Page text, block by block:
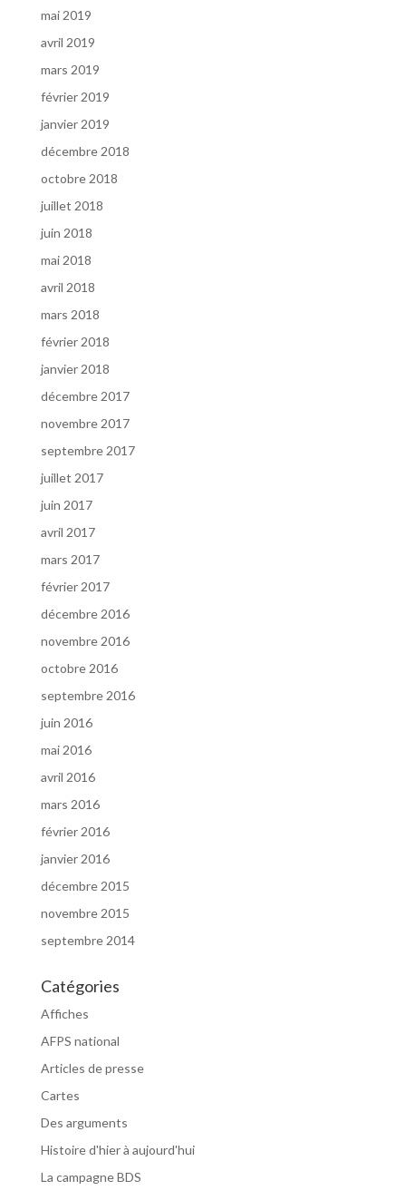
mai 2019
avril 2019
mars 2019
février 2019
janvier 2019
décembre 2018
octobre 2018
juillet 2018
juin 2018
mai 2018
avril 2018
mars 2018
février 2018
janvier 2018
décembre 2017
novembre 2017
septembre 2017
juillet 2017
juin 2017
avril 2017
mars 2017
février 2017
décembre 2016
novembre 2016
octobre 2016
septembre 2016
juin 2016
mai 2016
avril 2016
mars 2016
février 2016
janvier 2016
décembre 2015
novembre 2015
septembre 2014
Catégories
Affiches
AFPS national
Articles de presse
Cartes
Des arguments
Histoire d'hier à aujourd'hui
La campagne BDS